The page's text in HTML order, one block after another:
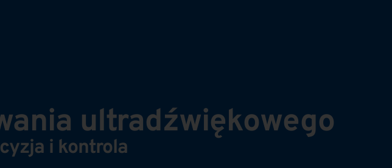
ultradźwiękowego
i kontrola